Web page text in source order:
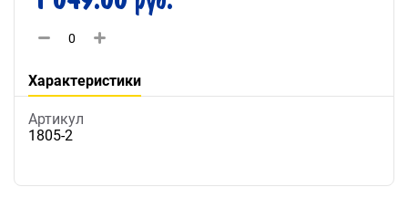
Характеристики
Артикул
1805-2